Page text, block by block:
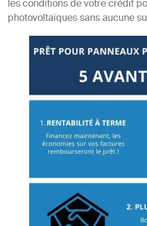
les conditions de votre crédit
photovoltaïques sans aucune